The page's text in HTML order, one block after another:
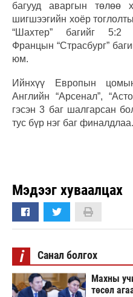
багууд аваргын төлөө
шигшээгийн хоёр
“Шахтер” багийг 5:2
Францын “Страсбург”
юм.
Ийнхүү Европын
Английн “Арсенал”,
гэсэн 3 баг шалгарсан
тус бүр нэг баг финалдлаа.
Мэдээг хуваалцах
i Санал болгох
Махны
төсөл